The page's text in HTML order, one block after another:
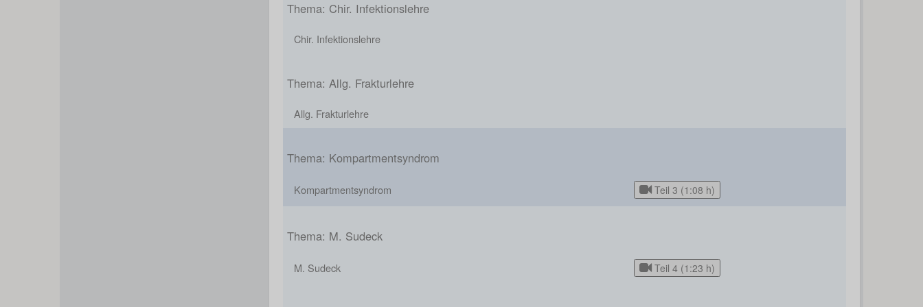
Thema: Chir. Infektionslehre
Chir. Infektionslehre
Thema: Allg. Frakturlehre
Allg. Frakturlehre
Thema: Kompartmentsyndrom
Kompartmentsyndrom Teil 3 (1:08 h)
Thema: M. Sudeck
M. Sudeck Teil 4 (1:23 h)